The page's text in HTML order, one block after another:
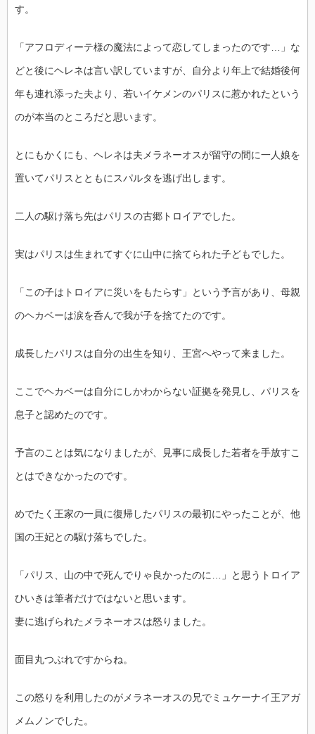
す。
「アフロディーテ様の魔法によって恋してしまったのです…」な
どと後にヘレネは言い訳していますが、自分より年上で結婚後何
年も連れ添った夫より、若いイケメンのパリスに惹かれたという
のが本当のところだと思います。
とにもかくにも、ヘレネは夫メラネーオスが留守の間に一人娘を
置いてパリスとともにスパルタを逃げ出します。
二人の駆け落ち先はパリスの古郷トロイアでした。
実はパリスは生まれてすぐに山中に捨てられた子どもでした。
「この子はトロイアに災いをもたらす」という予言があり、母親
のヘカベーは涙を呑んで我が子を捨てたのです。
成長したパリスは自分の出生を知り、王宮へやって来ました。
ここでヘカベーは自分にしかわからない証拠を発見し、パリスを
息子と認めたのです。
予言のことは気になりましたが、見事に成長した若者を手放すこ
とはできなかったのです。
めでたく王家の一員に復帰したパリスの最初にやったことが、他
国の王妃との駆け落ちでした。
「パリス、山の中で死んでりゃ良かったのに…」と思うトロイア
ひいきは筆者だけではないと思います。
妻に逃げられたメラネーオスは怒りました。
面目丸つぶれですからね。
この怒りを利用したのがメラネーオスの兄でミュケーナイ王アガ
メムノンでした。